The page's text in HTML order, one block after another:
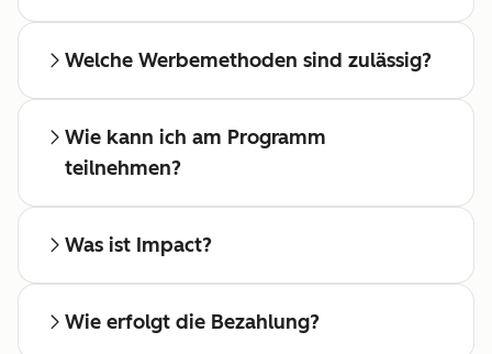
Welche Werbemethoden sind zulässig?
Wie kann ich am Programm
teilnehmen?
Was ist Impact?
Wie erfolgt die Bezahlung?